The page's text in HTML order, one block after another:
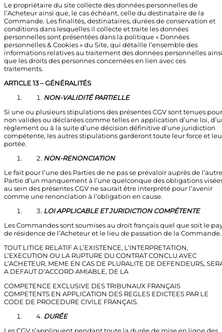
Le propriétaire du site collecte des données personnelles de
l’Acheteur ainsi que, le cas échéant, celle du destinataire de la
Commande. Les finalités, destinataires, durées de conservation et
conditions dans lesquelles il collecte et traite les données
personnelles sont présentées dans la politique « Données
personnelles & Cookies » du Site, qui détaille l’ensemble des
informations relatives au traitement des données personnelles
que les droits des personnes concernées en lien avec ces
traitements.
ARTICLE 13 – GÉNÉRALITÉS
NON-VALIDITÉ PARTIELLE
Si une ou plusieurs stipulations des présentes CGV sont tenues pour
non valides ou déclarées comme telles en application d’une loi,
règlement ou à la suite d’une décision définitive d’une juridiction
compétente, les autres stipulations garderont toute leur force et
portée.
NON-RENONCIATION
Le fait pour l’une des Parties de ne pas se prévaloir auprès de l’autre
Partie d’un manquement à l’une quelconque des obligations
au sein des présentes CGV ne saurait être interprété pour l’avenir
comme une renonciation à l’obligation en cause.
LOI APPLICABLE ET JURIDICTION COMPÉTENTE
Les Commandes sont soumises au droit français quel que soit le
de résidence de l’Acheteur et le lieu de passation de la Commande.
TOUT LITIGE RELATIF A L’EXISTENCE, L’INTERPRETATION,
L’EXECUTION OU LA RUPTURE DU CONTRAT CONCLU AVEC
L’ACHETEUR, MEME EN CAS DE PLURALITE DE DEFENDEURS,
A DEFAUT D’ACCORD AMIABLE, DE LA
COMPETENCE EXCLUSIVE DES TRIBUNAUX FRANÇAIS
COMPETENTS EN APPLICATION DES REGLES EDICTEES PAR LE
CODE DE PROCEDURE CIVILE FRANÇAIS.
DURÉE
Les CGV s’appliquent pendant toute la durée de mise en ligne des